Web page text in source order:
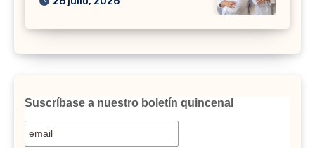
Suscríbase a nuestro boletín quincenal